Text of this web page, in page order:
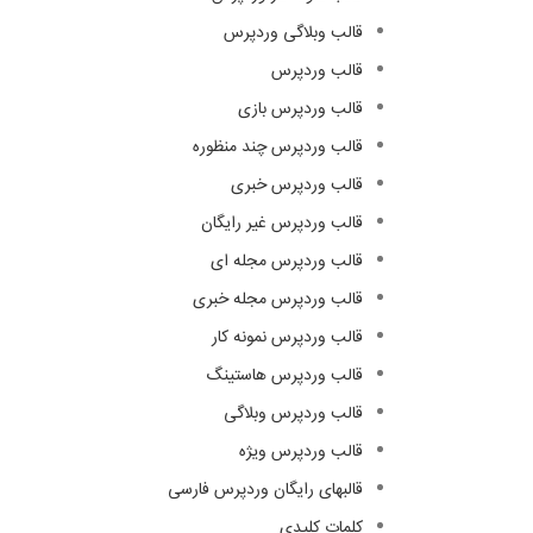
قالب وبلاگی وردپرس
قالب وردپرس
قالب وردپرس بازی
قالب وردپرس چند منظوره
قالب وردپرس خبری
قالب وردپرس غیر رایگان
قالب وردپرس مجله ای
قالب وردپرس مجله خبری
قالب وردپرس نمونه کار
قالب وردپرس هاستینگ
قالب وردپرس وبلاگی
قالب وردپرس ویژه
قالبهای رایگان وردپرس فارسی